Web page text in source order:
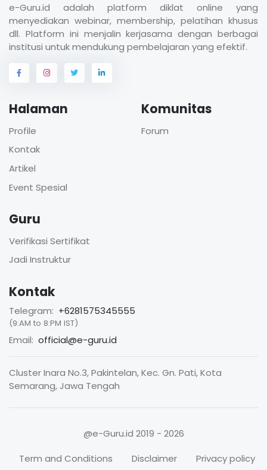
e-Guru.id adalah platform diklat online yang
menyediakan webinar, membership, pelatihan khusus
dll. Platform ini menjalin kerjasama dengan berbagai
institusi untuk mendukung pembelajaran yang efektif.
Halaman
Profile
Kontak
Artikel
Event Spesial
Komunitas
Forum
Guru
Verifikasi Sertifikat
Jadi Instruktur
Kontak
Telegram: +6281575345555
(9:AM to 8:PM IST)
Email: official@e-guru.id
Cluster Inara No.3, Pakintelan, Kec. Gn. Pati, Kota
Semarang, Jawa Tengah
@e-Guru.id 2019 - 2026
Term and Conditions
Disclaimer Privacy policy